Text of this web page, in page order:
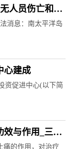
人员伤亡和财
消息：南太平洋岛
心建成
资促进中心(以下简
效与作用_三九
痛的作用，对治疗